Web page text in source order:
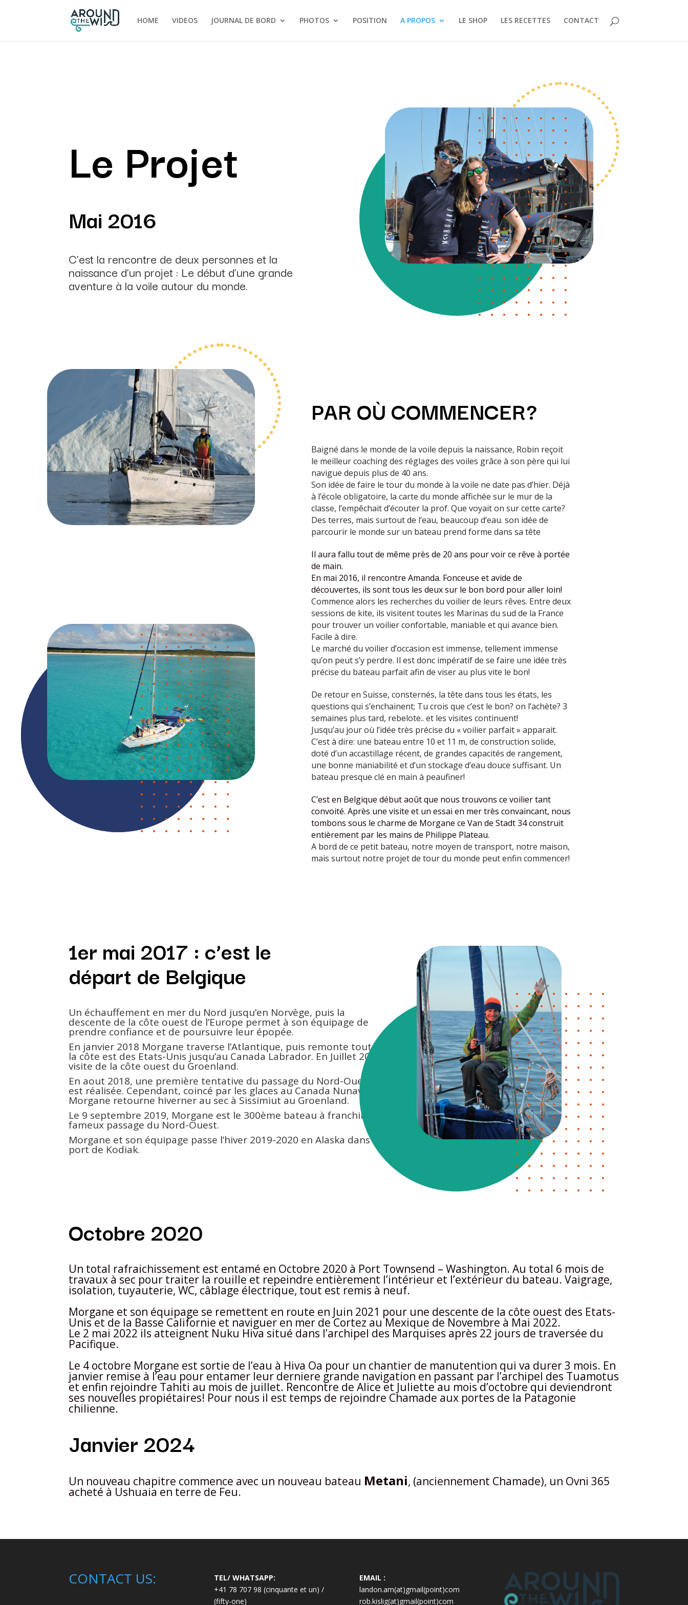
HOME VIDEOS JOURNAL DE BORD PHOTOS POSITION A PROPOS LE SHOP LES RECETTES CONTACT
Le Projet
Mai 2016
​C’est la rencontre de deux personnes et la
naissance d’un projet : Le début d’une grande
aventure à la voile autour du monde.
PAR OÙ COMMENCER?
Baigné dans le monde de la voile depuis la naissance, Robin reçoit
le meilleur coaching des réglages des voiles grâce à son père qui lui
navigue depuis plus de 40 ans.
Son idée de faire le tour du monde à la voile ne date pas d’hier. Déjà
à l’école obligatoire, la carte du monde affichée sur le mur de la
classe, l’empêchait d’écouter la prof. Que voyait on sur cette carte?
Des terres, mais surtout de l’eau, beaucoup d’eau. son idée de
parcourir le monde sur un bateau prend forme dans sa tête
Il aura fallu tout de même près de 20 ans pour voir ce rêve à portée
de main.
En mai 2016, il rencontre Amanda. Fonceuse et avide de
découvertes, ils sont tous les deux sur le bon bord pour aller loin!
Commence alors les recherches du voilier de leurs rêves. Entre deux
sessions de kite, ils visitent toutes les Marinas du sud de la France
pour trouver un voilier confortable, maniable et qui avance bien.
Facile à dire.
Le marché du voilier d’occasion est immense, tellement immense
qu’on peut s’y perdre. Il est donc impératif de se faire une idée très
précise du bateau parfait afin de viser au plus vite le bon!
De retour en Suisse, consternés, la tête dans tous les états, les
questions qui s’enchainent; Tu crois que c’est le bon? on l’achète? 3
semaines plus tard, rebelote.. et les visites continuent!
Jusqu’au jour où l’idée très précise du « voilier parfait » apparait.
C’est à dire: une bateau entre 10 et 11 m, de construction solide,
doté d’un accastillage récent, de grandes capacités de rangement,
une bonne maniabilité et d’un stockage d’eau douce suffisant. Un
bateau presque clé en main à peaufiner!
C’est en Belgique début août que nous trouvons ce voilier tant
convoité. Après une visite et un essai en mer très convaincant, nous
tombons sous le charme de Morgane ce Van de Stadt 34 construit
entièrement par les mains de Philippe Plateau.
A bord de ce petit bateau, notre moyen de transport, notre maison,
mais surtout notre projet de tour du monde peut enfin commencer!
1er mai 2017 : c’est le
départ de Belgique
Un échauffement en mer du Nord jusqu’en Norvège, puis la
descente de la côte ouest de l’Europe permet à son équipage de
prendre confiance et de poursuivre leur épopée.
En janvier 2018 Morgane traverse l’Atlantique, puis remonte toute
la côte est des Etats-Unis jusqu’au Canada Labrador. En Juillet 2018
visite de la côte ouest du Groenland.
En aout 2018, une première tentative du passage du Nord-Ouest
est réalisée. Cependant, coincé par les glaces au Canada Nunavut,
Morgane retourne hiverner au sec à Sissimiut au Groenland.
Le 9 septembre 2019, Morgane est le 300ème bateau à franchir le
fameux passage du Nord-Ouest.
Morgane et son équipage passe l’hiver 2019-2020 en Alaska dans le
port de Kodiak.
Octobre 2020
Un total rafraichissement est entamé en Octobre 2020 à Port Townsend – Washington. Au total 6 mois de
travaux à sec pour traiter la rouille et repeindre entièrement l’intérieur et l’extérieur du bateau. Vaigrage,
isolation, tuyauterie, WC, câblage électrique, tout est remis à neuf.
Morgane et son équipage se remettent en route en Juin 2021 pour une descente de la côte ouest des Etats-
Unis et de la Basse Californie et naviguer en mer de Cortez au Mexique de Novembre à Mai 2022.
Le 2 mai 2022 ils atteignent Nuku Hiva situé dans l’archipel des Marquises après 22 jours de traversée du
Pacifique.
Le 4 octobre Morgane est sortie de l’eau à Hiva Oa pour un chantier de manutention qui va durer 3 mois. En
janvier remise à l’eau pour entamer leur derniere grande navigation en passant par l’archipel des Tuamotus
et enfin rejoindre Tahiti au mois de juillet. Rencontre de Alice et Juliette au mois d’octobre qui deviendront
ses nouvelles propiétaires! Pour nous il est temps de rejoindre Chamade aux portes de la Patagonie
chilienne.
Janvier 2024
Un nouveau chapitre commence avec un nouveau bateau Metani, (anciennement Chamade), un Ovni 365
acheté à Ushuaia en terre de Feu.
CONTACT US:
TEL/ WHATSAPP:
+41 78 707 98 (cinquante et un) /
(fifty-one)
EMAIL :
landon.am(at)gmail(point)com
rob.kislig(at)gmail(point)com